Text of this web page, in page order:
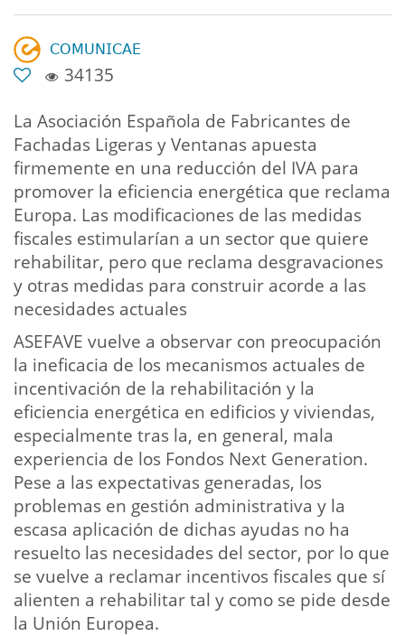
𝖢𝖮𝖬𝖴𝖭𝖨𝖢𝖠𝖤
34135
La Asociación Española de Fabricantes de
Fachadas Ligeras y Ventanas apuesta
firmemente en una reducción del IVA para
promover la eficiencia energética que reclama
Europa. Las modificaciones de las medidas
fiscales estimularían a un sector que quiere
rehabilitar, pero que reclama desgravaciones
y otras medidas para construir acorde a las
necesidades actuales
ASEFAVE vuelve a observar con preocupación
la ineficacia de los mecanismos actuales de
incentivación de la rehabilitación y la
eficiencia energética en edificios y viviendas,
especialmente tras la, en general, mala
experiencia de los Fondos Next Generation.
Pese a las expectativas generadas, los
problemas en gestión administrativa y la
escasa aplicación de dichas ayudas no ha
resuelto las necesidades del sector, por lo que
se vuelve a reclamar incentivos fiscales que sí
alienten a rehabilitar tal y como se pide desde
la Unión Europea.